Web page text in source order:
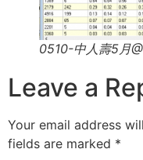
0510-中人壽5月
Leave a
Your email address
fields are marked *